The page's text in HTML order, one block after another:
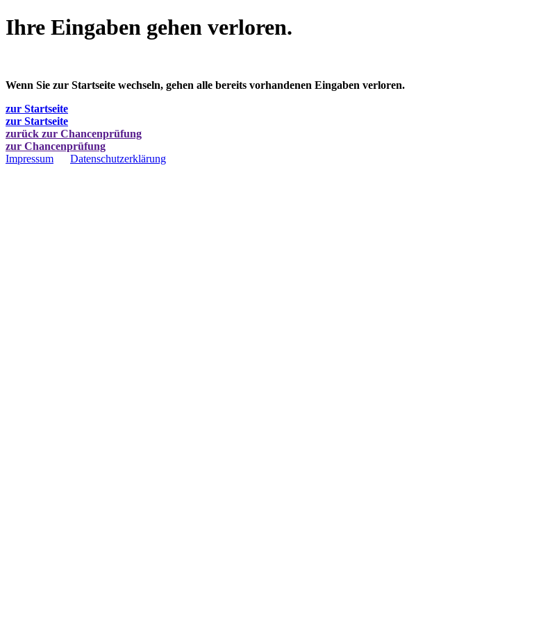
Ihre Eingaben gehen verloren.
Wenn Sie zur Startseite wechseln, gehen alle bereits vorhandenen Eingaben verloren.
zur Startseite
zur Startseite
zurück zur Chancenprüfung
zur Chancenprüfung
Impressum
Datenschutzerklärung